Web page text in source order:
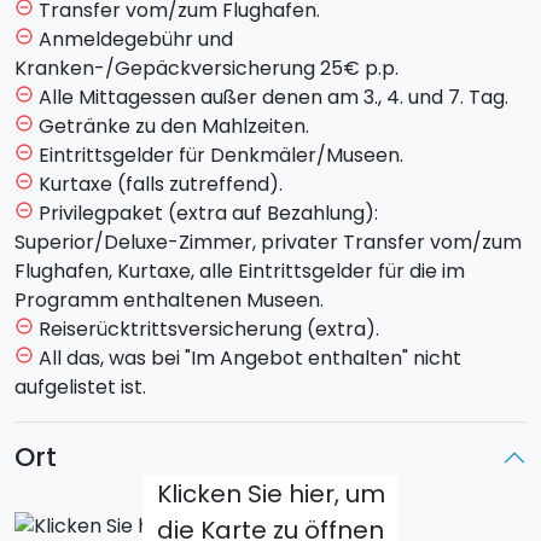
die siebenGärten von San Giorgio
Während der Verkostung typisch lokaler Gerichte
könnt ihr das Panorama genießen, das sich vor euch
eröffnet.
Weiterfahrt in RichtungPiazza Armerina.
Nachmittag ist dem Besuch der prächtigen
Romana del Casale gewidmet, aus der späten
Kaiserzeit entstehend und UNESCO-Weltkulturerbe.
Die majestätische Villa, die vielleicht einem Vertreter
der römischen senatorischen Aristokratie gehörte,
hat einen monumentalen Eingang und eine
unvergleichliche Mosaikerweiterung mit Jagd- und
Unterhaltungsszenen und Episoden, die mit
Tag 4 - Dienstag - AGRIGENT, MARSALA UND
SALINE (Hotel in Palermo)
remove_circle_outline Transfer vom/zum Flughafen.
remove_circle_outline Anmeldegebühr und
Kranken-/Gepäckversicherung 25€ p.p.
remove_circle_outline Alle Mittagessen außer denen am 3., 4. und 7. Tag.
remove_circle_outline Getränke zu den Mahlzeiten.
remove_circle_outline Eintrittsgelder für Denkmäler/Museen.
remove_circle_outline Kurtaxe (falls zutreffend).
remove_circle_outline Privilegpaket (extra auf Bezahlung):
Superior/Deluxe-Zimmer, privater Transfer vom/zum
Flughafen, Kurtaxe, alle Eintrittsgelder für die im
Programm enthaltenen Museen.
remove_circle_outline Reiserücktrittsversicherung (extra).
remove_circle_outline All das, was bei "Im Angebot enthalten" nicht
aufgelistet ist.
Ort
Klicken Sie hier, um
die Karte zu öffnen